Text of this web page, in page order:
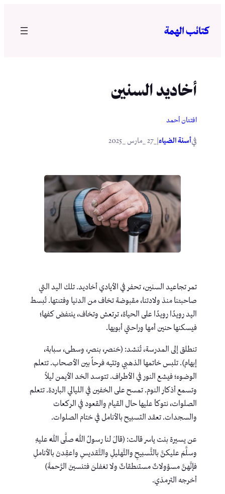
المحتوى
كتائب الهمة
أخاديد السنين
افتتان أحمد
فيأسنة الضياء
تمر تجاعيد السنين، تحفر في الأيادي أخاديد. تلك اليد التي
صاحبتنا منذ ولادتنا، مقبوضة تخاف من الدنيا وفتنتها. تُبسط
اليد رويدًا رويدًا على الحياة، ترتعش وتخاف، ينتفض كفها؛
فيسكنها حنين أمها وراحتي أبويها.
تنطلق إلى المدرسة، تُنشد: (خنصر، بنصر، وسطى، سبابة،
إبهام). تلبس خاتمها الذهبي وتتيه فرحاً بين الأصحاب. تتعلم
الوضوء؛ فيشع النور في الأطراف. تتوسد الخد الأيمن ليلاً
وتسمع أذكار النوم. تمسح على الخفين في الليالي الباردة. تتعلم
الصلوات، نتوكأ عليها حال القيام والقعود في الركعات
والسجدات. تعقد التسبيح بالأنامل في ختام الصلوات.
عن يسيرة بنت ياسر قالت: (قالَ لنا رسولُ اللَّهِ صلَّى اللَّهُ عليهِ
وسلَّمَ عليكنَّ بالتَّسبيحِ والتَّهليلِ والتَّقديسِ واعقِدنَ بالأناملِ
فإنَّهنَّ مسؤولاتٌ مستنطقاتٌ ولا تغفلنَ فتنسينَ الرَّحمةَ)
أخرجه الترمذي.